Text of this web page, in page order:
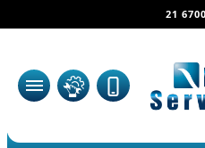
21